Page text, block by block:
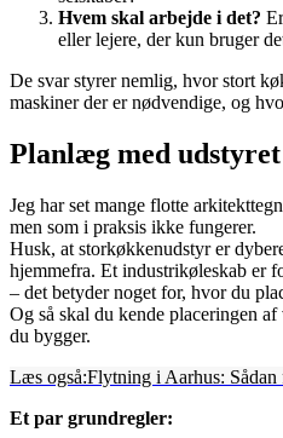
Hvem skal arbejde i det?
eller lejere, der kun bruger
De svar styrer nemlig, hvor stort
maskiner der er nødvendige, og
Planlæg med
Jeg har set mange flotte
men som i praksis ikke fungerer.
Husk, at storkøkkenudstyr er
hjemmefra. Et industrikøleskab er
– det betyder noget for, hvor du
Og så skal du kende placeringen
du bygger.
Læs også:Flytning i Aarhus:
Et par grundregler: